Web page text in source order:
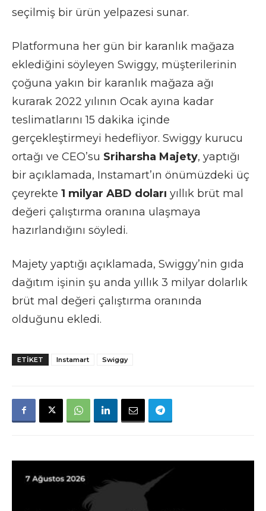
seçilmiş bir ürün yelpazesi sunar.
Platformuna her gün bir karanlık mağaza
eklediğini söyleyen Swiggy, müşterilerinin
çoğuna yakın bir karanlık mağaza ağı
kurarak 2022 yılının Ocak ayına kadar
teslimatlarını 15 dakika içinde
gerçekleştirmeyi hedefliyor. Swiggy kurucu
ortağı ve CEO’su Sriharsha Majety, yaptığı
bir açıklamada, Instamart’ın önümüzdeki üç
çeyrekte 1 milyar ABD doları yıllık brüt mal
değeri çalıştırma oranına ulaşmaya
hazırlandığını söyledi.
Majety yaptığı açıklamada, Swiggy’nin gıda
dağıtım işinin şu anda yıllık 3 milyar dolarlık
brüt mal değeri çalıştırma oranında
olduğunu ekledi.
ETIKET Instamart Swiggy